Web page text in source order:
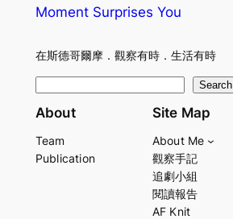
Moment Surprises You
在斯德哥爾摩．觀察有時．生活有時
e
r
Search
About
Team
Publication
Site Map
About Me
觀察手記
追劇小組
閱讀報告
AF Knit